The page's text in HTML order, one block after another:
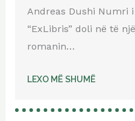
Andreas Dushi Numri
“ExLibris” doli në të
romanin…
LEXO MË SHUMË